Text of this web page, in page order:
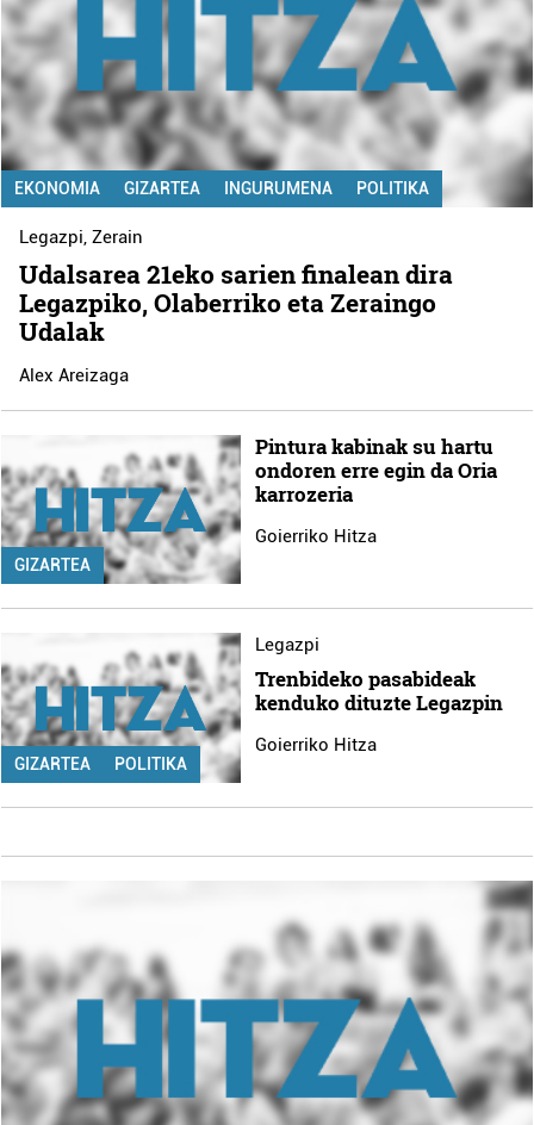
EKONOMIA GIZARTEA INGURUMENA POLITIKA
Legazpi ,Zerain
Udalsarea 21eko sarien finalean dira
Legazpiko, Olaberriko eta Zeraingo
Udalak
Alex Areizaga
GIZARTEA
Pintura kabinak su hartu
ondoren erre egin da Oria
karrozeria
Goierriko Hitza
GIZARTEA POLITIKA
Legazpi
Trenbideko pasabideak
kenduko dituzte Legazpin
Goierriko Hitza